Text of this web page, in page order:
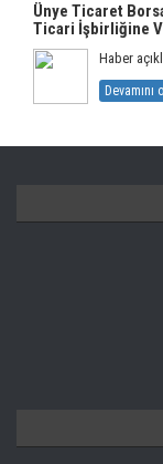
Ünye Ticaret
Ticari İşbirliğine
Haber
Devamını